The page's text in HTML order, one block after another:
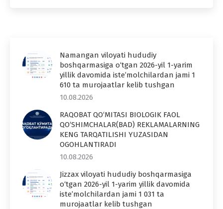
Namangan viloyati hududiy
boshqarmasiga o‘tgan 2026-yil 1-yarim
yillik davomida iste’molchilardan jami 1
610 ta murojaatlar kelib tushgan
10.08.2026
RAQOBAT QO‘MITASI BIOLOGIK FAOL
QO‘SHIMCHALAR(BAD) REKLAMALARNING
KENG TARQATILISHI YUZASIDAN
OGOHLANTIRADI
10.08.2026
Jizzax viloyati hududiy boshqarmasiga
o‘tgan 2026-yil 1-yarim yillik davomida
iste’molchilardan jami 1 031 ta
murojaatlar kelib tushgan